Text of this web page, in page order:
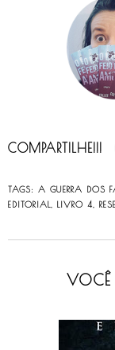
COMPARTILHE!!!
TAGS: A GUERRA DOS
EDITORIAL
LIVRO 4
VOCÊ